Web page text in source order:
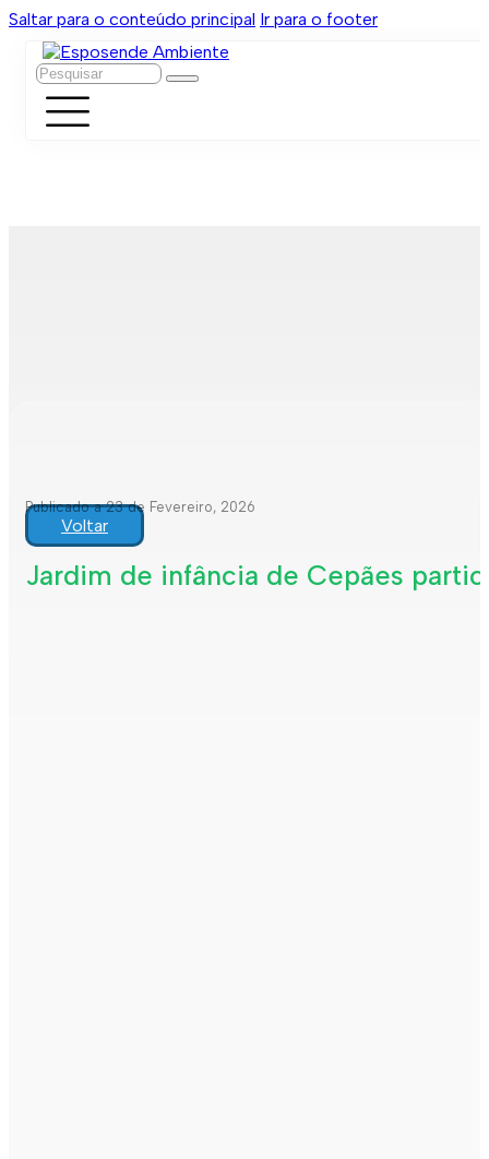
Saltar para o conteúdo principal Ir para o footer
Pesquisar
Publicado a 23 de Fevereiro, 2026
Voltar
Jardim de infância de Cepães